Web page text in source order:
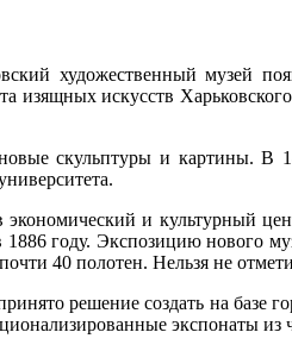
художественный музей
изящных искусств
скульптуры и картины.
экономический и культурный
году. Экспозицию нового
40 полотен. Нельзя не
решение создать на базе
экспонаты из